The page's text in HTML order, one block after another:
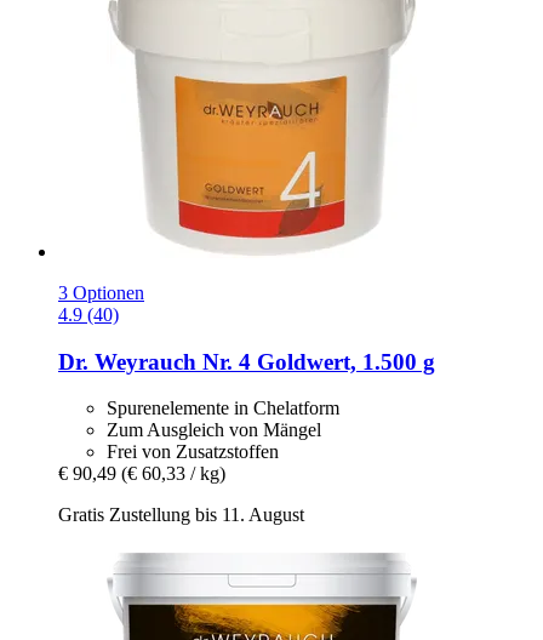
3 Optionen
4.9 (40)
Dr. Weyrauch Nr. 4 Goldwert, 1.500 g
Spurenelemente in Chelatform
Zum Ausgleich von Mängel
Frei von Zusatzstoffen
€ 90,49 (€ 60,33 / kg)
Gratis Zustellung bis 11. August